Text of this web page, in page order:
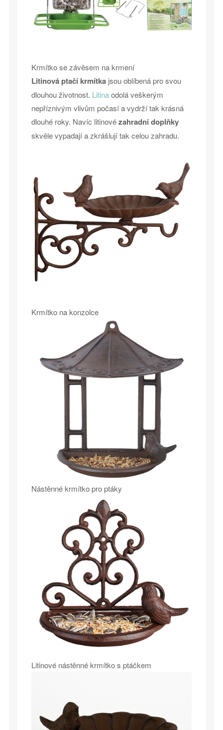
Krmítko se závěsem na krmení
Litinová ptačí krmítkajsou oblíbená pro svou
dlouhou životnost. Litinaodolá veškerým
nepříznivým vlivům počasí a vydrží tak krásná
dlouhé roky. Navíc litinovézahradní doplňky
skvěle vypadají a zkrášlují tak celou zahradu.
Krmítko na konzolce
Nástěnné krmítko pro ptáky
Litinové nástěnné krmítko s ptáčkem